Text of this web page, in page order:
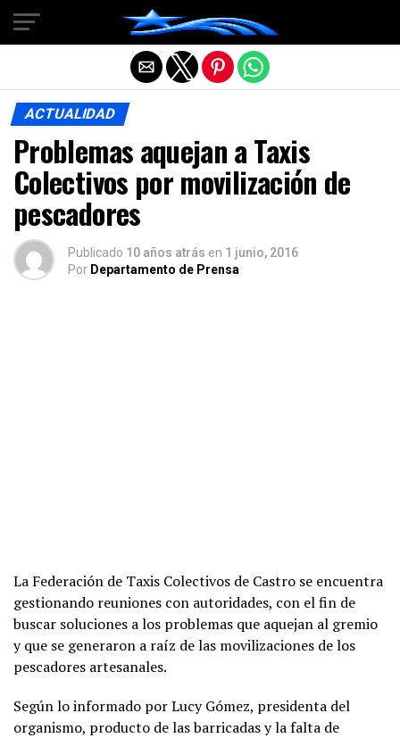
ACTUALIDAD
Problemas aquejan a Taxis
Colectivos por movilización de
pescadores
Publicado 10 años atrás en 1 junio, 2016
Por Departamento de Prensa
La Federación de Taxis Colectivos de Castro se encuentra
gestionando reuniones con autoridades, con el fin de
buscar soluciones a los problemas que aquejan al gremio
y que se generaron a raíz de las movilizaciones de los
pescadores artesanales.
Según lo informado por Lucy Gómez, presidenta del
organismo, producto de las barricadas y la falta de
Salir de la versión móvil